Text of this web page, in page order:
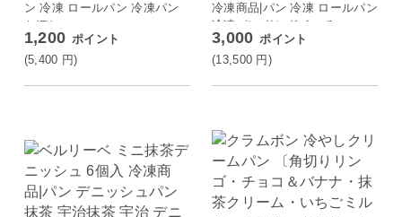
ン 冷凍 ロールパン 冷凍パン
かぼちゃ
1,200 ポイント
(5,400 円)
冷凍商品|パン 冷凍 ロールパン
冷凍パン サンドイッチ
3,000 ポイント
(13,500 円 )